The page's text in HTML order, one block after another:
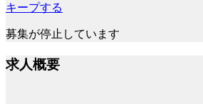
キープする
募集が停止しています
求人概要